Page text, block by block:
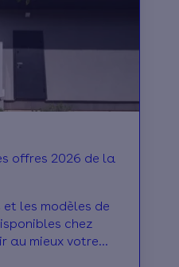
offres 2026 de la
les modèles de
chez
au mieux votre